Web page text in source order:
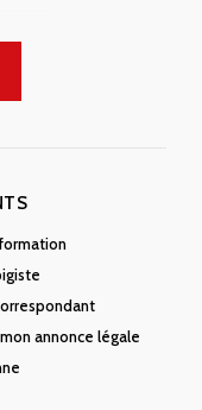
annonce légale